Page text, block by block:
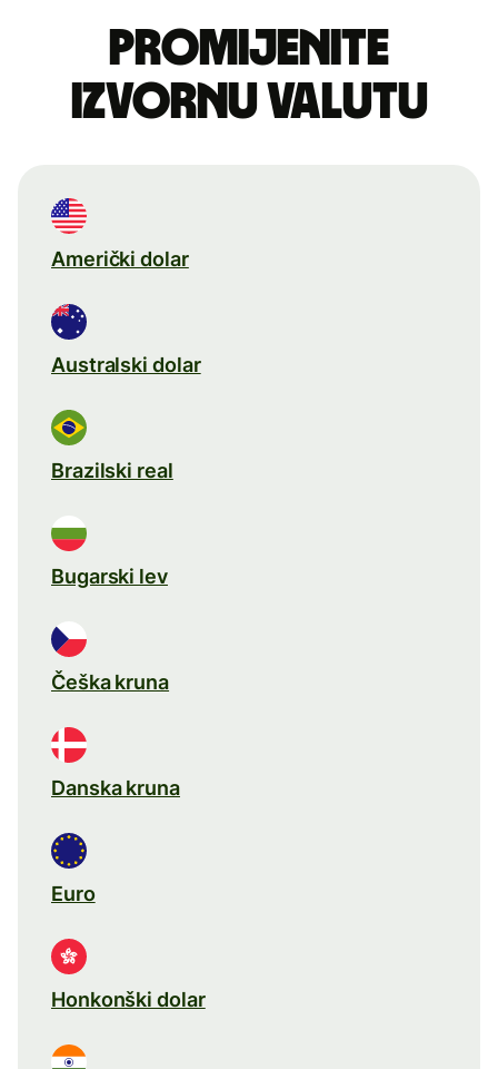
Promijenite
izvornu valutu
Američki dolar
Australski dolar
Brazilski real
Bugarski lev
Češka kruna
Danska kruna
Euro
Honkonški dolar